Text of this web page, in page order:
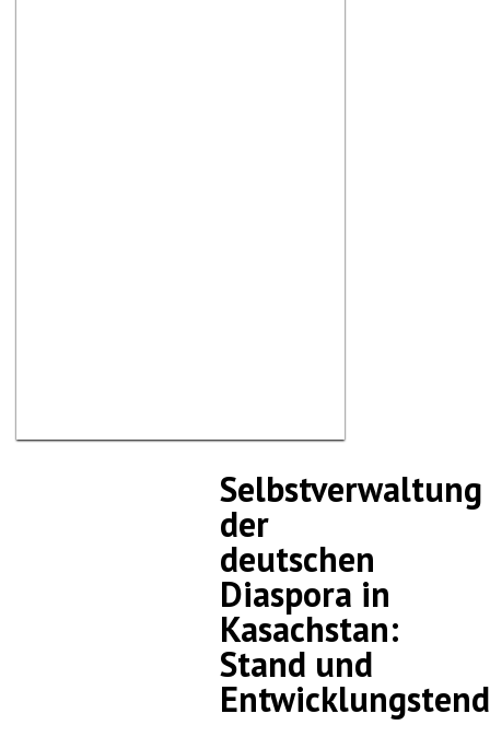
Selbstverwaltung
der
deutschen
Diaspora in
Kasachstan:
Stand und